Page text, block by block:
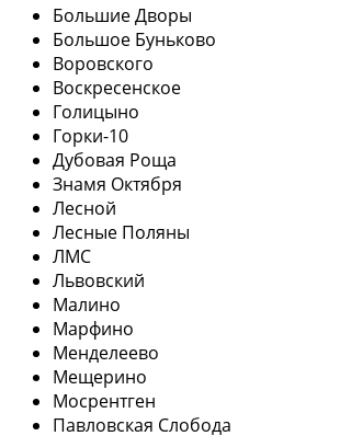
Большие Дворы
Большое Буньково
Воровского
Воскресенское
Голицыно
Горки-10
Дубовая Роща
Знамя Октября
Лесной
Лесные Поляны
ЛМС
Львовский
Малино
Марфино
Менделеево
Мещерино
Мосрентген
Павловская Слобода